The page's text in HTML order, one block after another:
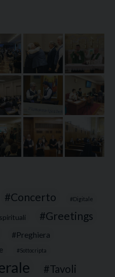
Concerto Digitale
Greetings
Preghiera
Sottocripta
Tavoli